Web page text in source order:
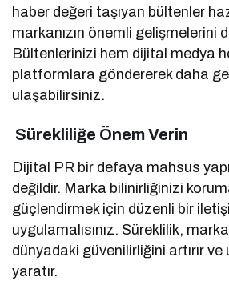
haber değeri taşıyan bültenler
markanızın önemli gelişmelerini
Bültenlerinizi hem dijital medya
platformlara göndererek daha
ulaşabilirsiniz.
Sürekliliğe Önem Verin
Dijital PR bir defaya mahsus
değildir. Marka bilinirliğinizi
güçlendirmek için düzenli bir
uygulamalısınız. Süreklilik,
dünyadaki güvenilirliğini artırır
yaratır.